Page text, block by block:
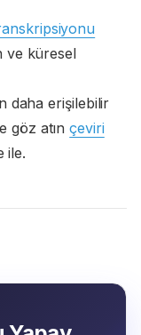
ve küresel
daha erişilebilir
göz atınçeviri
ile.